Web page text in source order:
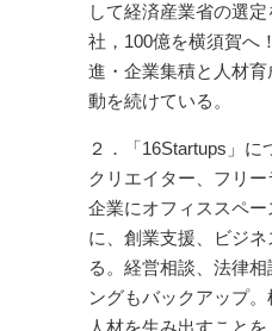
して経済産業省の選
社，100億を横須賀へ
進・企業集積と人材
動を続けている。
２．「16Startups」に
クリエイター、フリ
企業にオフィススペ
に、創業支援、ビジ
る。経営相談、法律
ングもバックアップ